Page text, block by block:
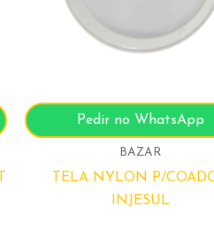
Pedir no WhatsApp
BAZAR
TELA NYLON P/
INJESUL